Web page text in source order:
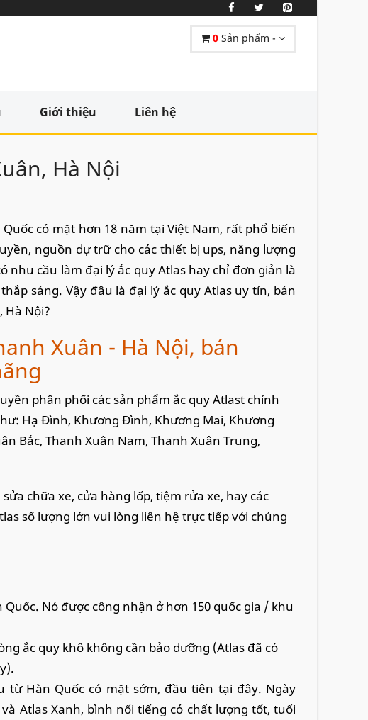
0 Sản phẩm -
Giới thiệu Liên hệ
Hà Nội
có mặt hơn 18 năm tại Việt Nam, rất phổ biến
nguồn dự trữ cho các thiết bị ups, năng lượng
nhu cầu làm đại lý ắc quy Atlas hay chỉ đơn giản là
sáng. Vậy đâu là đại lý ắc quy Atlas uy tín, bán
Hà Nội?
Xuân - Hà Nội, bán
phân phối các sản phẩm ắc quy Atlast chính
Hạ Đình, Khương Đình, Khương Mai, Khương
Bắc, Thanh Xuân Nam, Thanh Xuân Trung,
chữa xe, cửa hàng lốp, tiệm rửa xe, hay các
số lượng lớn vui lòng liên hệ trực tiếp với chúng
Nó được công nhận ở hơn 150 quốc gia / khu
ắc quy khô không cần bảo dưỡng (Atlas đã có
từ Hàn Quốc có mặt sớm, đầu tiên tại đây. Ngày
Atlas Xanh, bình nổi tiếng có chất lượng tốt, tuổi